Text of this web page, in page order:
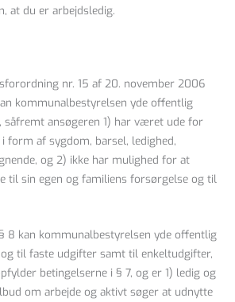
at du er arbejdsledig.
nr. 15 af 20. november 2006
kommunalbestyrelsen yde offentlig
ansøgeren 1) har været ude for
form af sygdom, barsel, ledighed,
og 2) ikke har mulighed for at
til sin egen og familiens forsørgelse og til
8 kan kommunalbestyrelsen yde offentlig
til faste udgifter samt til enkeltudgifter,
betingelserne i § 7, og er 1) ledig og
om arbejde og aktivt søger at udnytte